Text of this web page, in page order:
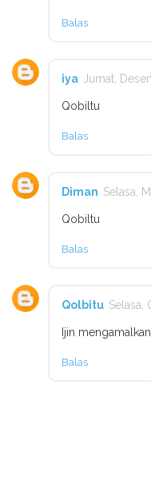
Balas
iya Jumat,
Qobiltu
Balas
Diman Selasa,
Qobiltu
Balas
Qolbitu Selasa,
Ijin
Balas